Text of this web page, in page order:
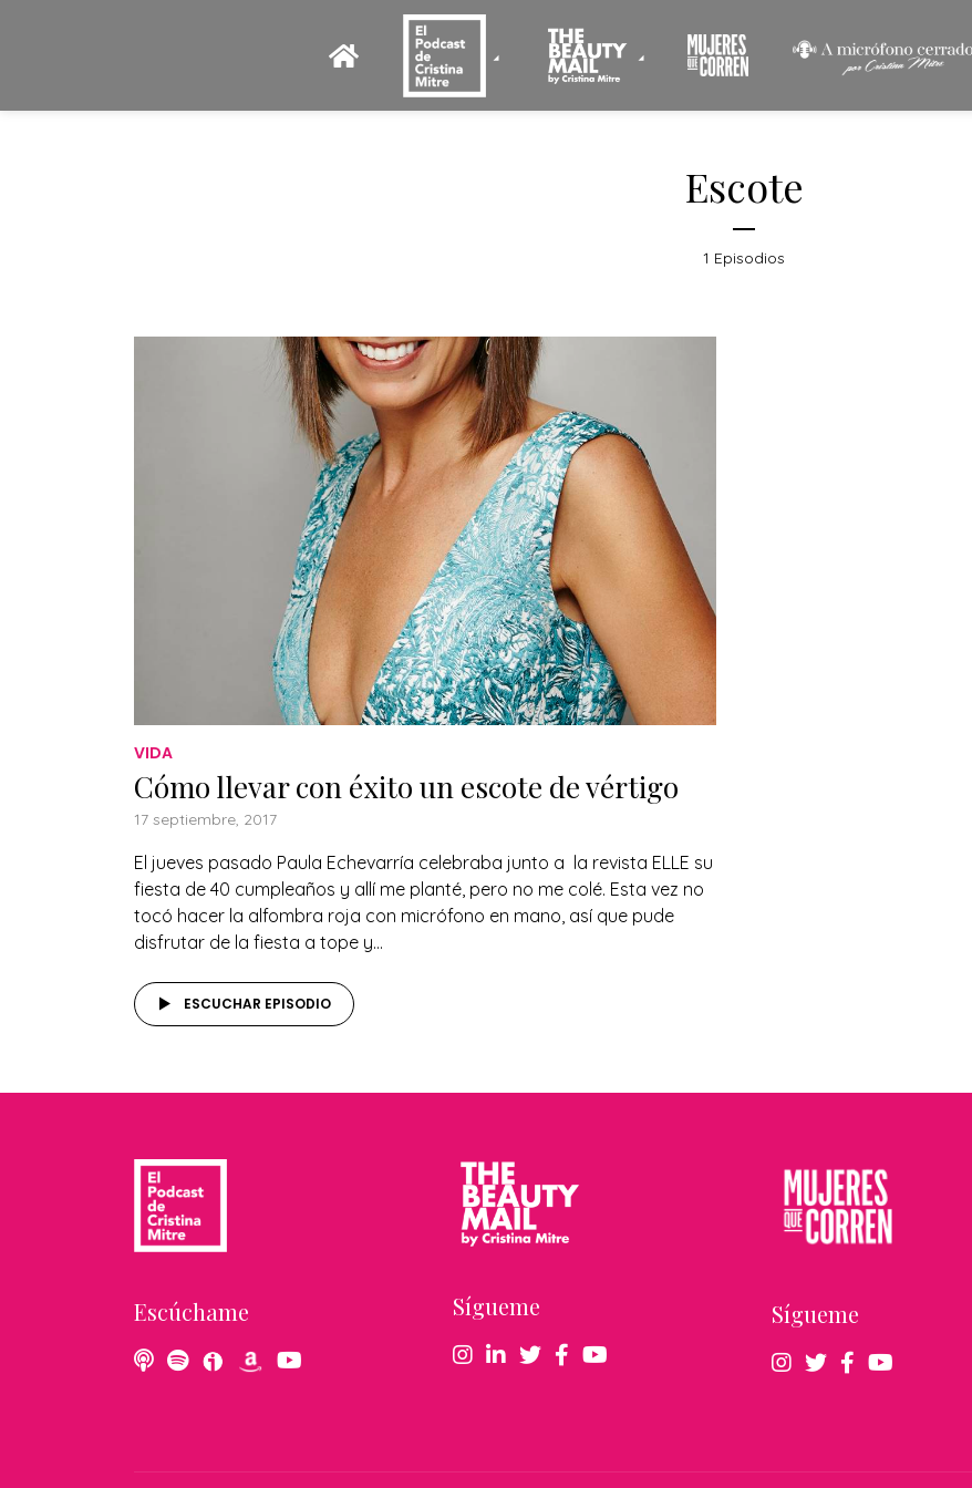
Escote
1 Episodios
VIDA
Cómo llevar con éxito un escote de vértigo
17 septiembre, 2017
El jueves pasado Paula Echevarría celebraba junto a la revista ELLE su
fiesta de 40 cumpleaños y allí me planté, pero no me colé. Esta vez no
tocó hacer la alfombra roja con micrófono en mano, así que pude
disfrutar de la fiesta a tope y...
ESCUCHAR EPISODIO
Escúchame Sígueme Sígueme